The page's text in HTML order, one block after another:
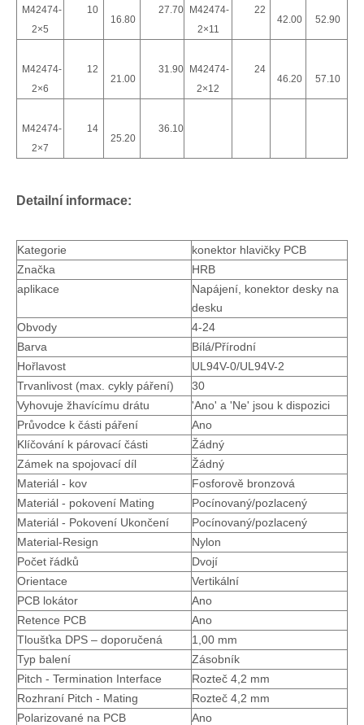
Hlavička PCB s roztečí 4,2 Zásuvka PCB 90 stupňů s plastovým kolíkem M4257RD-2x1-WL
4,2mm kabel-to-board Same Header Vertical M42474-2XN HRB Pravoúhlý konektor se dvěma konektory M4257R
Vertikální dvouřadý konektor záhlaví Jednořadý vertikální konektor záhlaví
M42474-
2×5
10
16.80
27.70
M42474-
2×11
22
42.00
52.90
M42474-
2×6
12
21.00
31.90
M42474-
2×12
24
46.20
57.10
M42474-
2×7
14
25.20
36.10
Detailní informace:
Kategorie
konektor hlavičky PCB
Značka
HRB
aplikace
Napájení, konektor desky na
desku
Obvody
4-24
Barva
Bílá/Přírodní
Hořlavost
UL94V-0/UL94V-2
Trvanlivost (max. cykly páření)
30
Vyhovuje žhavícímu drátu
'Ano' a 'Ne' jsou k dispozici
Průvodce k části páření
Ano
Klíčování k párovací části
Žádný
Zámek na spojovací díl
Žádný
Materiál - kov
Fosforově bronzová
Materiál - pokovení Mating
Pocínovaný/pozlacený
Materiál - Pokovení Ukončení
Pocínovaný/pozlacený
Material-Resign
Nylon
Počet řádků
Dvojí
Orientace
Vertikální
PCB lokátor
Ano
Retence PCB
Ano
Tloušťka DPS – doporučená
1,00 mm
Typ balení
Zásobník
Pitch - Termination Interface
Rozteč 4,2 mm
Rozhraní Pitch - Mating
Rozteč 4,2 mm
Polarizované na PCB
Ano